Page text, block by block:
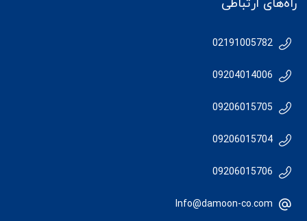
راه‌های ارتباطی
02191005782
09204014006
09206015705
09206015704
09206015706
Info@damoon-co.com